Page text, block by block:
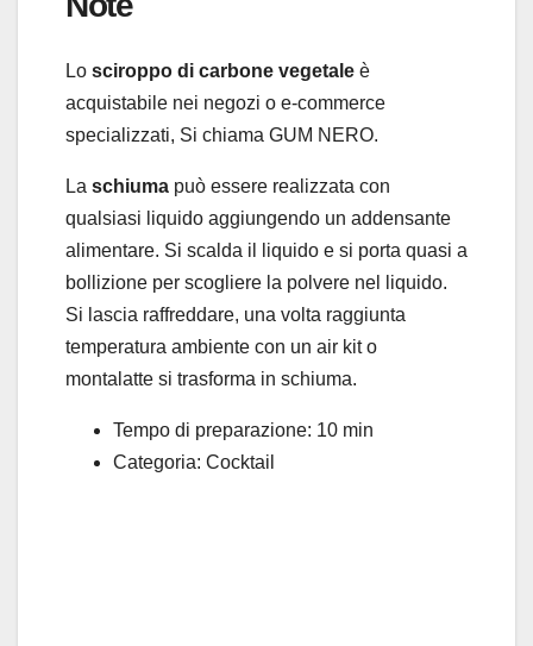
Lo sciroppo di carbone vegetale è
acquistabile nei negozi o e-commerce
specializzati, Si chiama GUM NERO.
La schiuma può essere realizzata con
qualsiasi liquido aggiungendo un addensante
alimentare. Si scalda il liquido e si porta quasi a
bollizione per scogliere la polvere nel liquido.
Si lascia raffreddare, una volta raggiunta
temperatura ambiente con un air kit o
montalatte si trasforma in schiuma.
Tempo di preparazione: 10 min
Categoria: Cocktail